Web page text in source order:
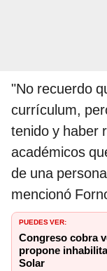
"No recuerdo
currículum,
tenido y haber
académicos
de una
mencionó
PUEDES VER:
Congreso cobra
propone
Solar